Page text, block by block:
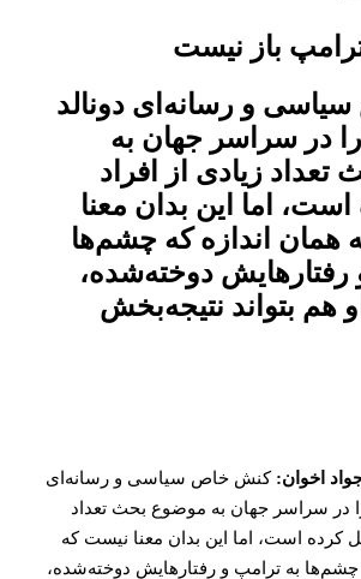
باز نیست
و رسانه‌ای دونالد
در سراسر جهان به
زیادی از افراد
است، اما این بدان معنا
همان اندازه که چشم‌ها
رفتارهایش دوخته‌شده،
هم بتواند نتیجه‌بخش
اخوان:کنش خاص سیاسی و رسانه‌ای
را در سراسر جهان به موضوع بحث تعداد
کرده است، اما این بدان معنا نیست که
چشم‌ها به ترامپ و رفتارهایش دوخته‌شده،